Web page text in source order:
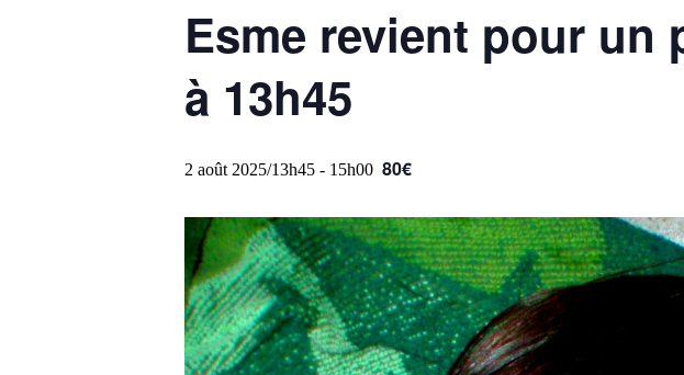
Esme revient pour un
à 13h45
2 août 2025/13h45 - 15h00 80€